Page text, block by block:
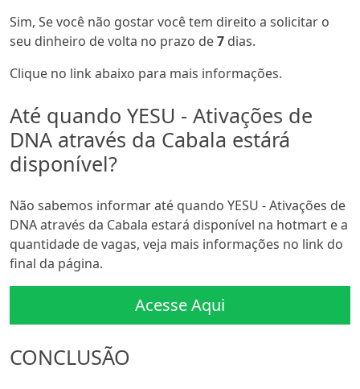
Sim, Se você não gostar você tem direito a solicitar o
seu dinheiro de volta no prazo de7 dias.
Clique no link abaixo para mais informações.
Até quando YESU - Ativações de
DNA através da Cabala estárá
disponível?
Não sabemos informar até quando YESU - Ativações de
DNA através da Cabala estará disponível na hotmart e a
quantidade de vagas, veja mais informações no link do
final da página.
Acesse Aqui
CONCLUSÃO